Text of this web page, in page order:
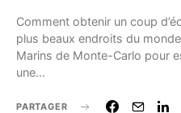
Comment obtenir un coup
plus beaux endroits du
Marins de Monte-Carlo pour
une…
PARTAGER